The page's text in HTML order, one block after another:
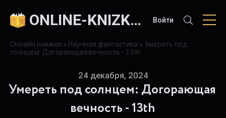
ONLINE-KNIZKI.COM Войти
Онлайн книжки » Научная фантастика » Умереть под
солнцем: Догорающая вечность - 13th
Умереть под солнцем: Догорающая
вечность - 13th
24 декабря, 2024